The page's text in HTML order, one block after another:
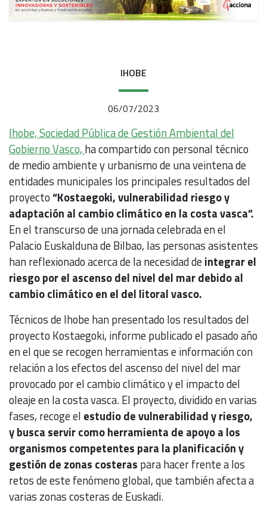
IHOBE
06/07/2023
Ihobe, Sociedad Pública de Gestión Ambiental del
Gobierno Vasco, ha compartido con personal técnico
de medio ambiente y urbanismo de una veintena de
entidades municipales los principales resultados del
proyecto“Kostaegoki, vulnerabilidad riesgo y
adaptación al cambio climático en la costa vasca”.
En el transcurso de una jornada celebrada en el
Palacio Euskalduna de Bilbao, las personas asistentes
han reflexionado acerca de la necesidad deintegrar el
riesgo por el ascenso del nivel del mar debido al
cambio climático en el del litoral vasco.
Técnicos de Ihobe han presentado los resultados del
proyecto Kostaegoki, informe publicado el pasado año
en el que se recogen herramientas e información con
relación a los efectos del ascenso del nivel del mar
provocado por el cambio climático y el impacto del
oleaje en la costa vasca. El proyecto, dividido en varias
fases, recoge el estudio de vulnerabilidad y riesgo,
y busca servir como herramienta de apoyo a los
organismos competentes para la planificación y
gestión de zonas costeras para hacer frente a los
retos de este fenómeno global, que también afecta a
varias zonas costeras de Euskadi.